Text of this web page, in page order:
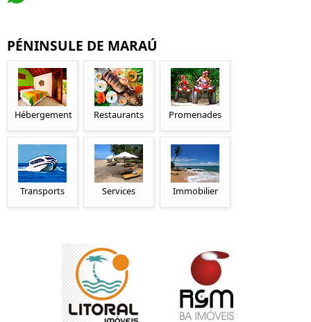
PÉNINSULE DE MARAÚ
Hébergement Restaurants Promenades
Transports Services Immobilier